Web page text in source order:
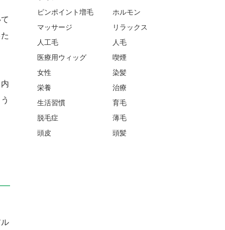
ピンポイント増毛
ホルモン
マッサージ
リラックス
人工毛
人毛
医療用ウィッグ
喫煙
女性
染髪
栄養
治療
生活習慣
育毛
脱毛症
薄毛
頭皮
頭髪